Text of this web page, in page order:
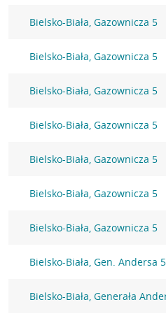
Bielsko-Biała, Gazownicza 5
Bielsko-Biała, Gazownicza 5
Bielsko-Biała, Gazownicza 5
Bielsko-Biała, Gazownicza 5
Bielsko-Biała, Gazownicza 5
Bielsko-Biała, Gazownicza 5
Bielsko-Biała, Gazownicza 5
Bielsko-Biała, Gen. Andersa
Bielsko-Biała, Generała